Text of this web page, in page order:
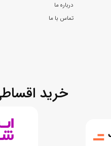
درباره ما
تماس با ما
خرید